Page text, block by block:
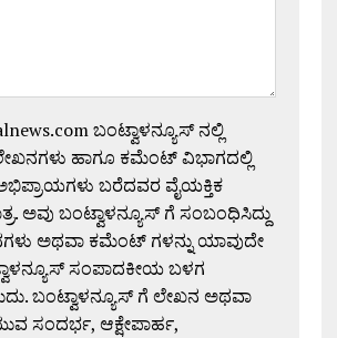
ಬಂಟ್ವಾಳನ್ಯೂಸ್ ನಲ್ಲಿ
ಹಾಗೂ ಕಮೆಂಟ್ ವಿಭಾಗದಲ್ಲಿ
ಬರೆದವರ ವೈಯಕ್ತಿಕ
ಅವು ಬಂಟ್ವಾಳನ್ಯೂಸ್ ಗೆ ಸಂಬಂಧಿಸಿದ್ದು
ಅಥವಾ ಕಮೆಂಟ್ ಗಳನ್ನು ಯಾವುದೇ
ಸಂಪಾದಕೀಯ ಬಳಗ
ಬಂಟ್ವಾಳನ್ಯೂಸ್ ಗೆ ಲೇಖನ ಅಥವಾ
ಸಂದರ್ಭ, ಆಕ್ಷೇಪಾರ್ಹ,